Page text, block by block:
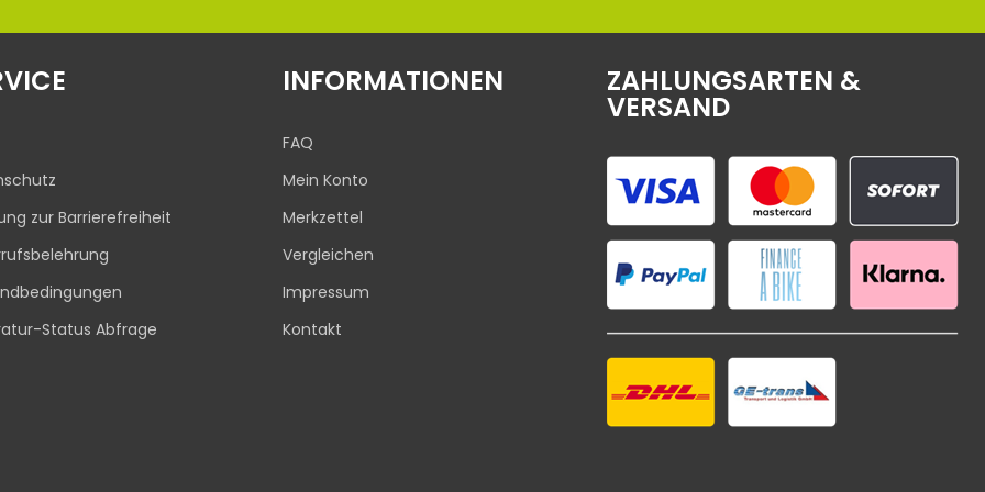
zur Barrierefreiheit
Status Abfrage
INFORMATIONEN
FAQ
Mein Konto
Merkzettel
Vergleichen
Impressum
Kontakt
ZAHLUNGSARTEN &
VERSAND